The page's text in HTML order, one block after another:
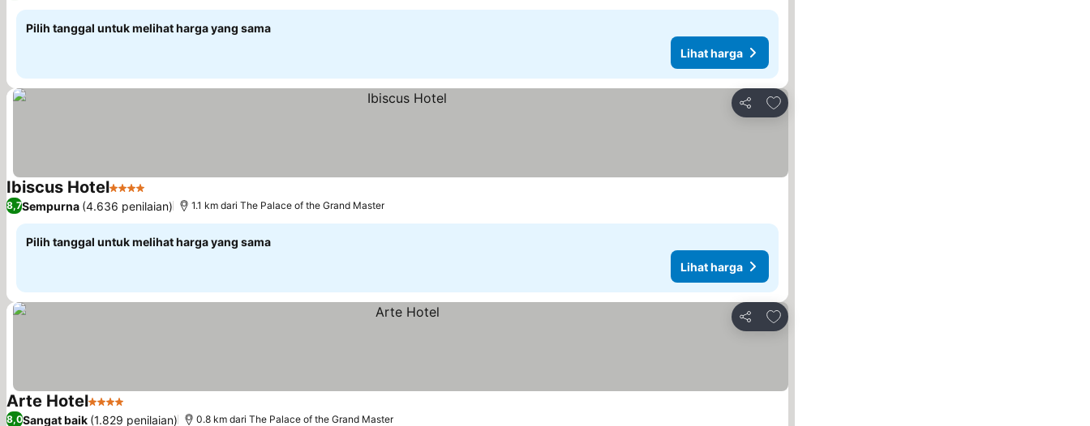
Pilih tanggal untuk melihat harga yang sama
Lihat harga
Bagikan
Tambahkan ke favorit
Ibiscus Hotel4 BintangLihat harga
8,7Sempurna (4.636 penilaian) 1.1 km dari The Palace of the Grand Master
Pilih tanggal untuk melihat harga yang sama
Lihat harga
Bagikan
Tambahkan ke favorit
Arte Hotel4 BintangLihat harga
8,0Sangat baik (1.829 penilaian) 0.8 km dari The Palace of the Grand Master